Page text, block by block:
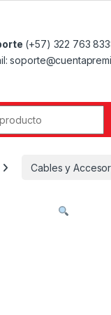
(+57) 322 763
Cables y